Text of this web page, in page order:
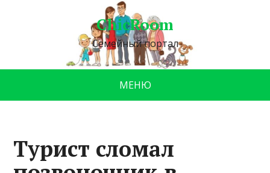
ChicRoom
Семейный портал
МЕНЮ
Турист сломал